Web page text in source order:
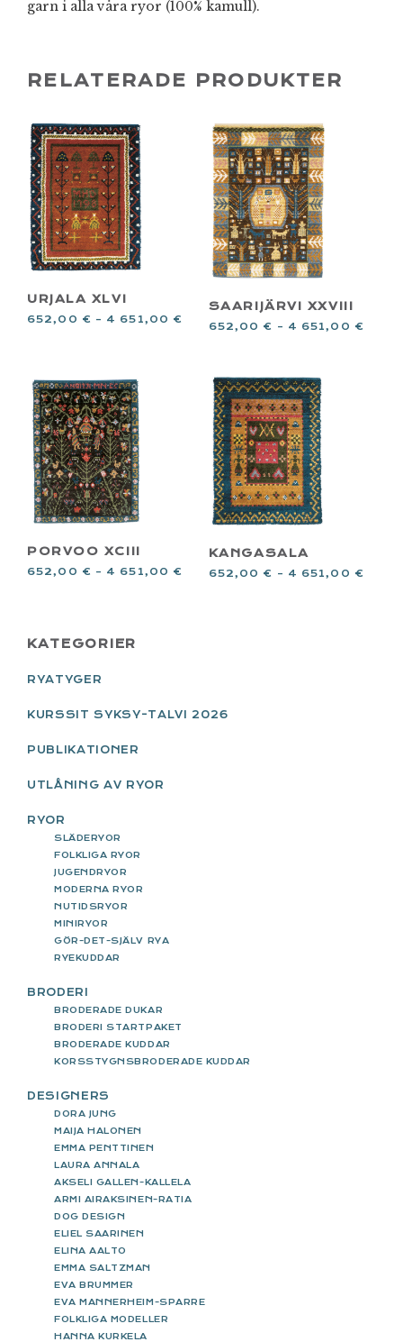
garn i alla våra ryor (100% kamull).
RELATERADE PRODUKTER
URJALA XLVI
652,00 € – 4 651,00 €
SAARIJÄRVI XXVIII
652,00 € – 4 651,00 €
PORVOO XCIII
652,00 € – 4 651,00 €
KANGASALA
652,00 € – 4 651,00 €
PRIMARY
SIDEBAR
KATEGORIER
RYATYGER
KURSSIT SYKSY-TALVI 2026
PUBLIKATIONER
UTLÅNING AV RYOR
RYOR
SLÄDERYOR
FOLKLIGA RYOR
JUGENDRYOR
MODERNA RYOR
NUTIDSRYOR
MINIRYOR
GÖR-DET-SJÄLV RYA
RYEKUDDAR
BRODERI
BRODERADE DUKAR
BRODERI STARTPAKET
BRODERADE KUDDAR
KORSSTYGNSBRODERADE KUDDAR
DESIGNERS
DORA JUNG
MAIJA HALONEN
EMMA PENTTINEN
LAURA ANNALA
AKSELI GALLEN-KALLELA
ARMI AIRAKSINEN-RATIA
DOG DESIGN
ELIEL SAARINEN
ELINA AALTO
EMMA SALTZMAN
EVA BRUMMER
EVA MANNERHEIM-SPARRE
FOLKLIGA MODELLER
HANNA KURKELA